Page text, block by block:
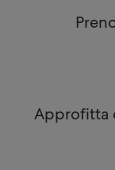
Approfitta